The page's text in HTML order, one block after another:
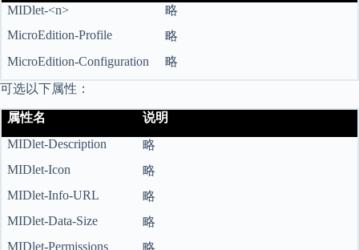
MIDlet-<n>
略
MicroEdition-Profile
略
MicroEdition-Configuration
略
可选以下属性：
属性名
说明
MIDlet-Description
略
MIDlet-Icon
略
MIDlet-Info-URL
略
MIDlet-Data-Size
略
MIDlet-Permissions